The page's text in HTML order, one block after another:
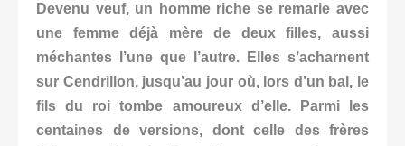
Devenu veuf, un homme riche se remarie avec
une femme déjà mère de deux filles, aussi
méchantes l’une que l’autre. Elles s’acharnent
sur Cendrillon, jusqu’au jour où, lors d’un bal, le
fils du roi tombe amoureux d’elle. Parmi les
centaines de versions, dont celle des frères